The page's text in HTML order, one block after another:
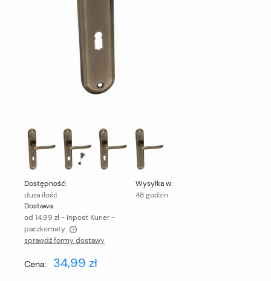
Dostępność:
duża ilość
Wysyłka w:
48 godzin
Dostawa:
od 14,99 zł- Inpost Kurier -
paczkomaty
Cena nie zawiera ewentualnych kosztów płatności
sprawdź formy dostawy
Cena: 34,99 zł